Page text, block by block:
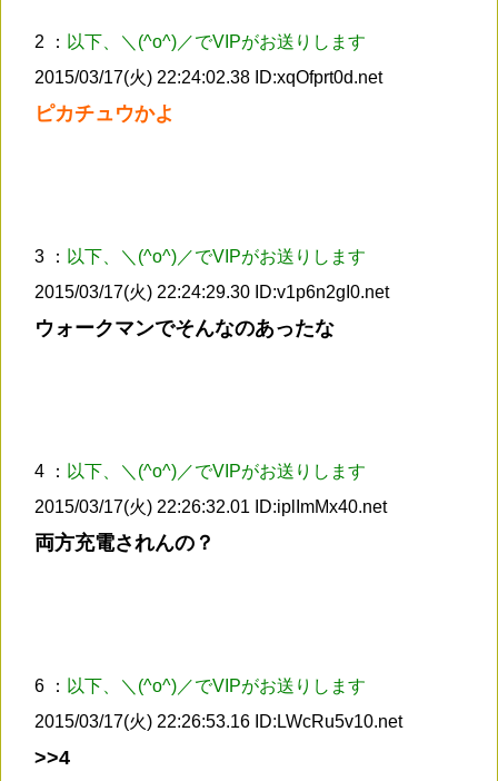
2 ： 以下、＼(^o^)／でVIPがお送りします
2015/03/17(火) 22:24:02.38 ID:xqOfprt0d.net
ピカチュウかよ
3 ： 以下、＼(^o^)／でVIPがお送りします
2015/03/17(火) 22:24:29.30 ID:v1p6n2gI0.net
ウォークマンでそんなのあったな
4 ： 以下、＼(^o^)／でVIPがお送りします
2015/03/17(火) 22:26:32.01 ID:iplImMx40.net
両方充電されんの？
6 ： 以下、＼(^o^)／でVIPがお送りします
2015/03/17(火) 22:26:53.16 ID:LWcRu5v10.net
>>4